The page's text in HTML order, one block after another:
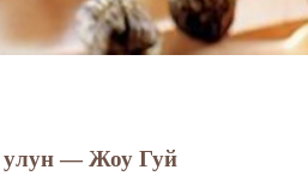
улун — Жоу Гуй